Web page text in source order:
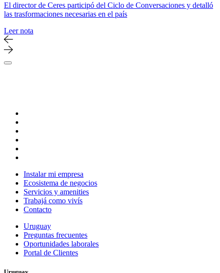
El director de Ceres participó del Ciclo de Conversaciones y detalló
las trasformaciones necesarias en el país
Leer nota
Instalar mi empresa
Ecosistema de negocios
Servicios y amenities
Trabajá como vivís
Contacto
Uruguay
Preguntas frecuentes
Oportunidades laborales
Portal de Clientes